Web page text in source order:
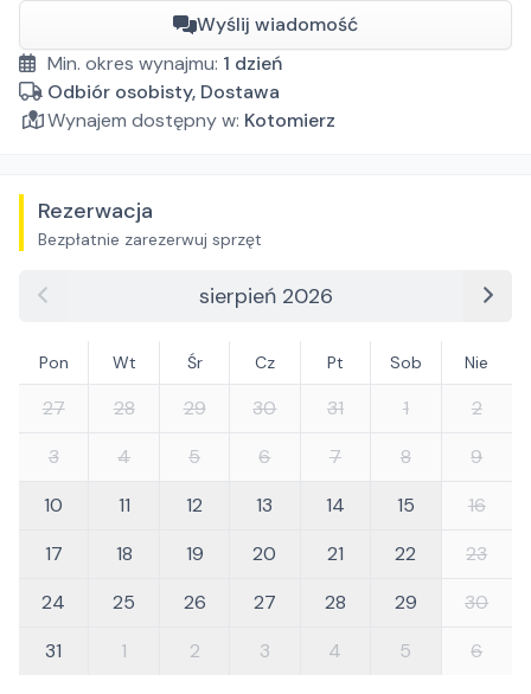
Wyślij wiadomość
Min. okres wynajmu: 1 dzień
Odbiór osobisty, Dostawa
Wynajem dostępny w: Kotomierz
Rezerwacja
Bezpłatnie zarezerwuj sprzęt
sierpień 2026
Pon Wt Śr Cz Pt Sob Nie
27 28 29 30 31 1
2
3
4 5 6 7 8
9
10
11 12 13 14 15
16
17
18 19 20 21 22
23
24
25 26 27 28 29
30
31
1 2 3 4 5 6